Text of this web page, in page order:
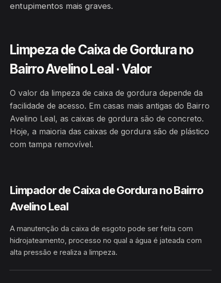
entupimentos mais graves.
Limpeza de Caixa de Gordura no
Bairro Avelino Leal · Valor
O valor da limpeza de caixa de gordura depende da
facilidade de acesso. Em casas mais antigas do Bairro
Avelino Leal, as caixas de gordura são de concreto.
Hoje, a maioria das caixas de gordura são de plástico
com tampa removível.
Limpador de Caixa de Gordura no Bairro
Avelino Leal
A manutenção da caixa de esgoto pode ser feita com
hidrojateamento, processo no qual a água é jateada com
alta pressão e realiza a limpeza.
HIDROJATEAMENTO
BAIRRO AVELINO LEAL ·